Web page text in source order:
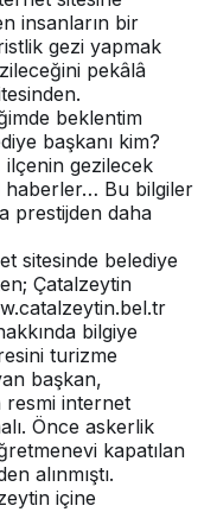
insanların bir
gezi yapmak
pekâlâ
beklentim
başkanı kim?
ilçenin gezilecek
haberler… Bu bilgiler
prestijden daha
sitesinde belediye
Çatalzeytin
bilgiye
turizme
başkan,
resmi internet
Önce askerlik
kapatılan
alınmıştı.
içine